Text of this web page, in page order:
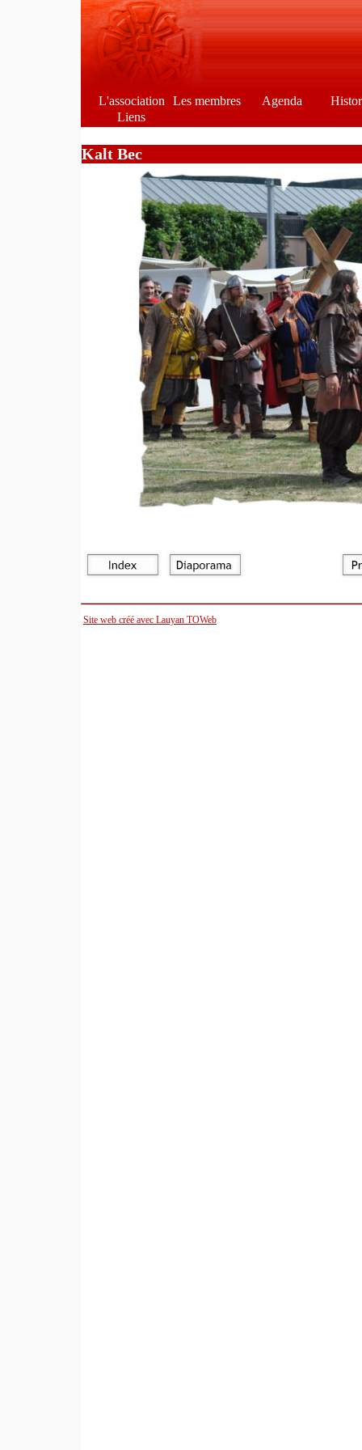
L'association Les membres Agenda
Liens
Kalt Bec
Site web créé avec Lauyan TOWeb